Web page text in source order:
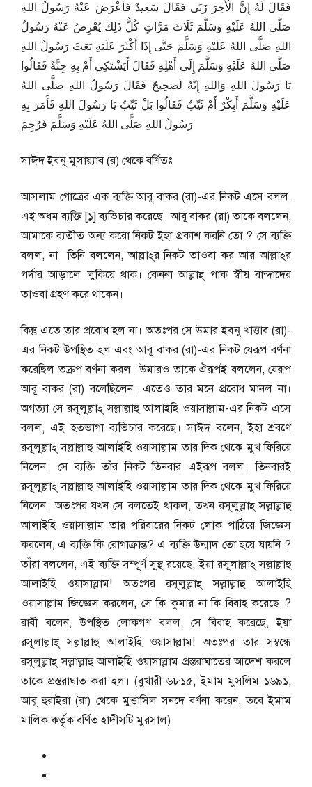
فَقَالَ لَهُ إِنَّ الْأَخِرَ زَنَى فَقَالَ سَعِيدٌ فَأَعْرَضَ عَنْهُ رَسُولُ اللهِ
صَلَّى اللهُ عَلَيْهِ وَسَلَّمَ ثَلَاثَ مَرَّاتٍ كُلُّ ذَلِكَ يُعْرِضُ عَنْهُ رَسُولُ
اللهِ صَلَّى اللهُ عَلَيْهِ وَسَلَّمَ حَتَّى إِذَا أَكْثَرَ عَلَيْهِ بَعَثَ رَسُولُ اللهِ
صَلَّى اللهُ عَلَيْهِ وَسَلَّمَ إِلَى أَهْلِهِ فَقَالَ أَيَشْتَكِي أَمْ بِهِ جِنَّةٌ فَقَالُوا
يَا رَسُولَ اللهِ وَاللهِ إِنَّهُ لَصَحِيحٌ فَقَالَ رَسُولُ اللهِ صَلَّى اللهُ
عَلَيْهِ وَسَلَّمَ أَبِكْرٌ أَمْ ثَيِّبٌ فَقَالُوا بَلْ ثَيِّبٌ يَا رَسُولَ اللهِ فَأَمَرَ بِهِ
رَسُولُ اللهِ صَلَّى اللهُ عَلَيْهِ وَسَلَّمَ فَرُجِمَ
সাঈদ ইব্নু মুসায়্যাব (র) থেকে বর্ণিতঃ
আসলাম গোত্রের এক ব্যক্তি আবূ বাকর (রা)-এর নিকট এসে বলল,
এই অধম ব্যক্তি [১] ব্যভিচার করেছে। আবূ বাকর (রা) তাকে বললেন,
আমাকে ব্যতীত অন্য করো নিকট ইহা প্রকাশ করনি তো ? সে ব্যক্তি
বলল, না। তিনি বললেন, আল্লাহ্‌র নিকট তাওবা কর আর আল্লাহ্‌র
পর্দার আড়ালে লুকিয়ে থাক। কেননা আল্লাহ্ পাক স্বীয় বান্দাদের
তাওবা গ্রহণ করে থাকেন।
কিন্তু এতে তার প্রবোধ হল না। অতঃপর সে উমার ইব্নু খাত্তাব (রা)-
এর নিকট উপস্থিত হল এবং আবূ বাকর (রা)-এর নিকট যেরূপ বর্ণনা
করেছিল তদ্রুপ বর্ণনা করল। উমারও তাকে ঐরূপই বললেন, যেরূপ
আবূ বাকর (রা) বলেছিলেন। এতেও তার মনে প্রবোধ মানল না।
অগত্যা সে রসূলুল্লাহ্ সল্লাল্লাহু আলাইহি ওয়াসাল্লাম-এর নিকট এসে
বলল, এই হতভাগা ব্যভিচার করেছে। সাঈদ বলেন, ইহা শ্রবণে
রসূলুল্লাহ্ সল্লাল্লাহু আলাইহি ওয়াসাল্লাম তার দিক থেকে মুখ ফিরিয়ে
নিলেন। সে ব্যক্তি তাঁর নিকট তিনবার এইরূপ বলল। তিনবারই
রসূলুল্লাহ্ সল্লাল্লাহু আলাইহি ওয়াসাল্লাম তার দিক থেকে মুখ ফিরিয়ে
নিলেন। অতঃপর যখন সে বলতেই থাকল, তখন রসূলুল্লাহ্ সল্লাল্লাহু
আলাইহি ওয়াসাল্লাম তার পরিবারের নিকট লোক পাঠিয়ে জিজ্ঞেস
করলেন, এ ব্যক্তি কি রোগাক্রান্ত? এ ব্যক্তি উন্মাদ তো হয়ে যায়নি ?
তাঁরা বললেন, এই ব্যক্তি সম্পূর্ণ সুস্থ রয়েছে, ইয়া রসূলাল্লাহ্ সল্লাল্লাহু
আলাইহি ওয়াসাল্লাম! অতঃপর রসূলুল্লাহ্ সল্লাল্লাহু আলাইহি
ওয়াসাল্লাম জিজ্ঞেস করলেন, সে কি কুমার না কি বিবাহ করেছে ?
রাবী বলেন, উপস্থিত লোকগণ বলল, সে বিবাহ করেছে, ইয়া
রসূলাল্লাহ্ সল্লাল্লাহু আলাইহি ওয়াসাল্লাম! অতঃপর তার সম্বন্ধে
রসূলুল্লাহ্ সল্লাল্লাহু আলাইহি ওয়াসাল্লাম প্রস্তরাঘাতের আদেশ করলে
তাকে প্রস্তরাঘাত করা হল। (বুখারী ৬৮১৫, ইমাম মুসলিম ১৬৯১,
আবূ হুরাইরা (রা) থেকে মুত্তাসিল সনদে বর্ণনা করেন, তবে ইমাম
মালিক কর্তৃক বর্ণিত হাদীসটি মুরসাল)